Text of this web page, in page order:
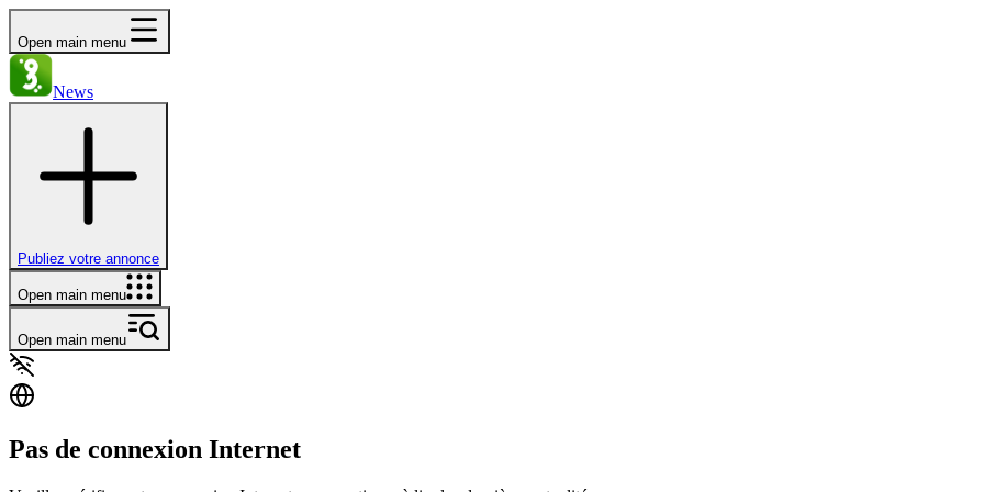
Open main menu
News
Publiez votre annonce
Open main menu
Open main menu
Pas de connexion Internet